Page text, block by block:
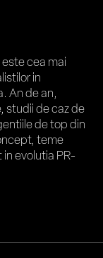
cea mai
in
An de an,
studii de caz de
de top din
teme
evolutia PR-